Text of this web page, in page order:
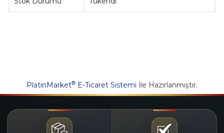
PlatinMarket® E-Ticaret Sistemi İle Hazırlanmıştır.